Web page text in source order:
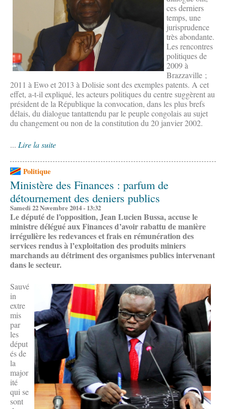
ces derniers
temps, une
jurisprudence
très abondante.
Les rencontres
politiques de
2009 à
Brazzaville ;
2011 à Ewo et 2013 à Dolisie sont des exemples patents. A cet
effet, a-t-il expliqué, les acteurs politiques du centre suggèrent au
président de la République la convocation, dans les plus brefs
délais, du dialogue tantattendu par le peuple congolais au sujet
du changement ou non de la constitution du 20 janvier 2002.
... Lire la suite
Politique
Ministère des Finances : parfum de
détournement des deniers publics
Samedi 22 Novembre 2014 - 13:32
Le député de l’opposition, Jean Lucien Bussa, accuse le
ministre délégué aux Finances d’avoir rabattu de manière
irrégulière les redevances et frais en rémunération des
services rendus à l’exploitation des produits miniers
marchands au détriment des organismes publics intervenant
dans le secteur.
Sauvé
in
extre
mis
par
les
déput
és de
la
major
ité
qui se
sont